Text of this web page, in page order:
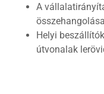
A
Helyi
útvonalak